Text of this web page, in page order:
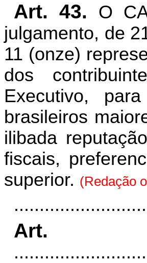
Art. 43. O
julgamento, de
11 (onze)
dos
Executivo,
brasileiros
ilibada
fiscais,
superior. (Redação